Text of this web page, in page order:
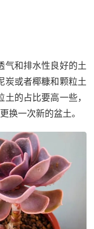
气和排水性良好的土
炭或者椰糠和颗粒土
的占比要高一些，
换一次新的盆土。